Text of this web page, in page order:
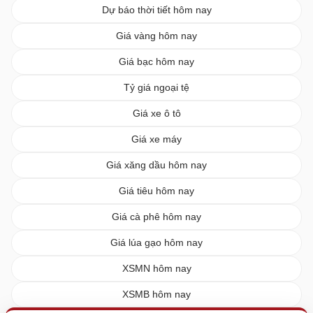
Dự báo thời tiết hôm nay
Giá vàng hôm nay
Giá bạc hôm nay
Tỷ giá ngoại tệ
Giá xe ô tô
Giá xe máy
Giá xăng dầu hôm nay
Giá tiêu hôm nay
Giá cà phê hôm nay
Giá lúa gạo hôm nay
XSMN hôm nay
XSMB hôm nay